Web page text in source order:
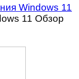
Windows 11
11 Обзор